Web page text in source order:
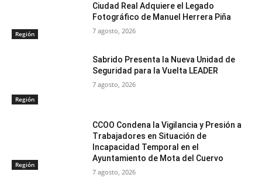
Región
Ciudad Real Adquiere el Legado
Fotográfico de Manuel Herrera Piña
7 agosto, 2026
Región
Sabrido Presenta la Nueva Unidad de
Seguridad para la Vuelta LEADER
7 agosto, 2026
Región
CCOO Condena la Vigilancia y Presión a
Trabajadores en Situación de
Incapacidad Temporal en el
Ayuntamiento de Mota del Cuervo
7 agosto, 2026